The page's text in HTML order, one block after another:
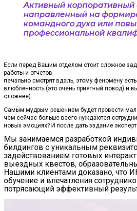
Активный корпоративный
направленный на
командного духа или
профессиональной
Если перед Вашим отделом стоит сложное
работы и отчетов
печально смотрят вдаль, этому феномену
влюбленность (это очень приятный повод) и
сложнее).
Самым мудрым решением будет провести
чем сейчас больше всего нуждаются
новых эмоциях? И после дать задание
Мы занимаемся разработкой
билдингов с уникальным
задействованием готовых
выездных квестов,
Нашими клиентами доказано, что
обучение и впечатления
потрясающий эффективный